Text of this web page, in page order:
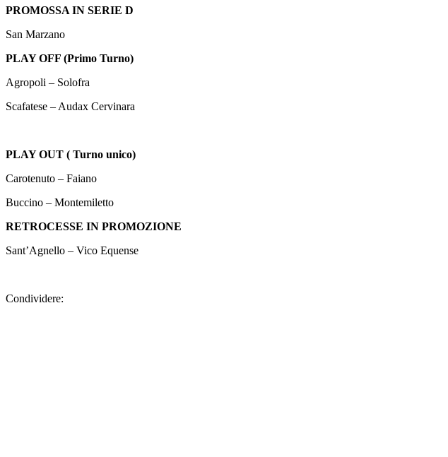
PROMOSSA IN SERIE D
San Marzano
PLAY OFF (Primo Turno)
Agropoli – Solofra
Scafatese – Audax Cervinara
PLAY OUT ( Turno unico)
Carotenuto – Faiano
Buccino – Montemiletto
RETROCESSE IN PROMOZIONE
Sant’Agnello – Vico Equense
Condividere: